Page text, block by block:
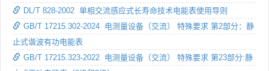
DL/T 828-2002 单相交流感应式长寿命技术电能表使用导则
GB/T 17215.302-2024 电测量设备（交流） 特殊要求 第2部分：静
止式谐波有功电能表
GB/T 17215.323-2022 电测量设备（交流） 特殊要求 第23部分:静